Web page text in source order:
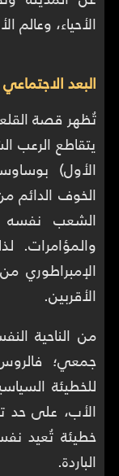
الأحياء، وعالم
البعد
تُظهر قصة
يتقاطع الرعب
الأول)
الخوف الدائم
الشعب نفسه
والمؤامرات.
الإمبراطوري
الأقربين.
من الناحية
جمعي؛
للخطيئة
الأب، على حد
خطيئة تُعيد
الباردة.